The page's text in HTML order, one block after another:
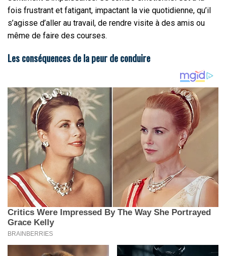
fois frustrant et fatigant, impactant la vie quotidienne, qu’il
s’agisse d’aller au travail, de rendre visite à des amis ou
même de faire des courses.
Les conséquences de la peur de conduire